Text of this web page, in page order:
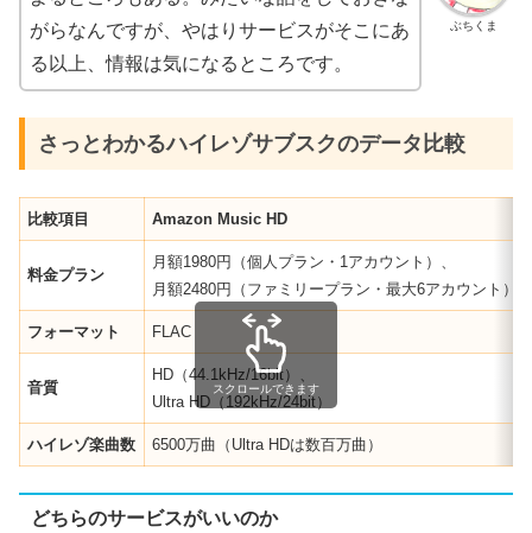
ぶちくま
がらなんですが、やはりサービスがそこにあ
る以上、情報は気になるところです。
さっとわかるハイレゾサブスクのデータ比較
比較項目 Amazon Music HD
料金プラン
月額1980円（個人プラン・1アカウント）、
月額2480円（ファミリープラン・最大6アカウント）
フォーマット FLAC
音質
HD（44.1kHz/16bit）、
Ultra HD（192kHz/24bit）
ハイレゾ楽曲数 6500万曲（Ultra HDは数百万曲）
スクロールできます
どちらのサービスがいいのか